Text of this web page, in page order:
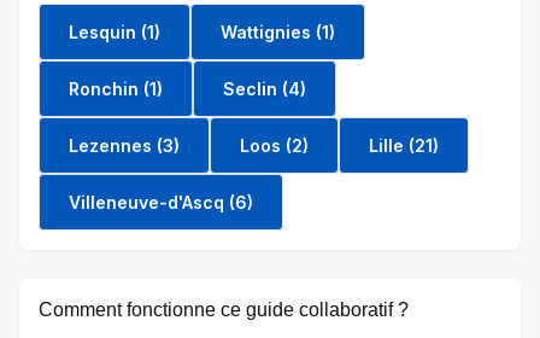
Lesquin (1) Wattignies (1)
Ronchin (1) Seclin (4)
Lezennes (3) Loos (2) Lille (21)
Villeneuve-d'Ascq (6)
Comment fonctionne ce guide collaboratif ?